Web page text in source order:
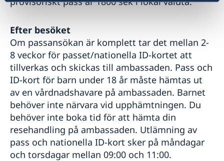
Efter besöket
Om passansökan är komplett tar det mellan 2-
8 veckor för passet/nationella ID-kortet att
tillverkas och skickas till ambassaden. Pass och
ID-kort för barn under 18 år måste hämtas ut
av en vårdnadshavare på ambassaden. Barnet
behöver inte närvara vid upphämtningen. Du
behöver inte boka tid för att hämta din
resehandling på ambassaden. Utlämning av
pass och nationella ID-kort sker på måndagar
och torsdagar mellan 09:00 och 11:00.